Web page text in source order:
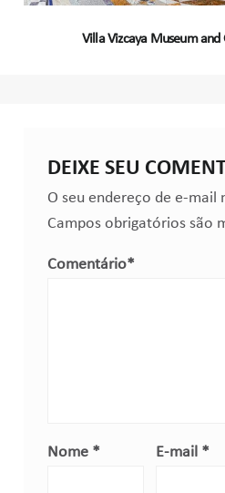
Villa Vizcaya Museum
DEIXE SEU
O seu endereço de e-mail
Campos obrigatórios são
Comentário*
Nome * E-mail *